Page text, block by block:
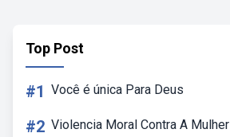
Top Post
#1 Você é única Para Deus
#2 Violencia Moral Contra A Mulher